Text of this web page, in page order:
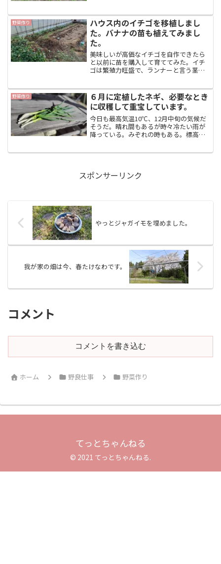
埋め込むシーンがあった。これも腐らせ
醗酵させて肥料にしようと...
野菜作り
ハウス内のイチゴを移植しまし
た。バナナの苗も植えてみまし
た。
美味しいが高価なイチゴを自作できたら
と以前に苗を購入して育ててみた。イチ
ゴは繁殖力旺盛で、ランナーと言う茎を
えで植えてみたが、雑草に負けてしまっ
た。やはり、管理が必要な...
野菜作り
６月に定植したネギ、必要なとき
に収穫して重宝しています。
今日も最高気温10℃、12月中旬の気候だ
そうだ。晴れ間もあるが時々冷たい雨が
降っている。みぞれの時もある。標高
スポンサーリンク
やっとジャガイモを埋めました。
我が家の畑は今、春たけなわです。
コメント
コメントを書き込む
ホーム 野良仕事 野菜作り
てっとちゃんねる
© 2021 てっとちゃんねる.